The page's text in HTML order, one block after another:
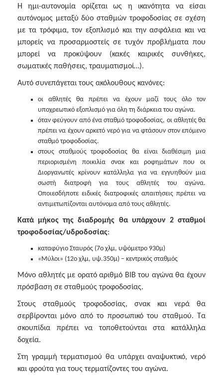
Η ημι-αυτονομία ορίζεται ως η ικανότητα να είσαι
αυτόνομος μεταξύ δύο σταθμών τροφοδοσίας σε σχέση
με τα τρόφιμα, τον εξοπλισμό και την ασφάλεια και να
μπορείς να προσαρμοστείς σε τυχόν προβλήματα που
μπορεί να προκύψουν (κακές καιρικές συνθήκες,
σωματικές παθήσεις, τραυματισμοί…).
Αυτό συνεπάγεται τους ακόλουθους κανόνες:
οι αθλητές θα πρέπει να έχουν μαζί τους όλο τον
υποχρεωτικό εξοπλισμό για όλη τη διάρκεια του αγώνα.
όταν φεύγουν από ένα σταθμό τροφοδοσίας, οι αθλητές θα
πρέπει να έχουν αρκετό νερό για να φτάσουν στον επόμενο
σταθμό τροφοδοσίας.
στους σταθμούς τροφοδοσίας θα είναι διαθέσιμη μια
περιορισμένη ποικιλία σνακ και ροφημάτων που οι
Διοργανωτές κρίνουν κατάλληλα για να εγγυηθούν μια
σωστή διατροφή για τους αθλητές του αγώνα.
Οποιεσδήποτε ειδικές διατροφικές απαιτήσεις πρέπει να
αντιμετωπίζονται αυτόνομα από τους αθλητές.
Κατά μήκος της διαδρομής θα υπάρχουν 2 σταθμοί
τροφοδοσίας/υδροδοσίας:
καταφύγιο Σταυρός (7ο χλμ, υψόμετρο 930μ)
«Μύλοι» (12ο χλμ, υψ.350μ) – κεντρικός σταθμός
Μόνο αθλητές με ορατό αριθμό BIB του αγώνα θα έχουν
πρόσβαση σε σταθμούς τροφοδοσίας.
Στους σταθμούς τροφοδοσίας, σνακ και νερά θα
σερβίρονται μόνο από το προσωπικό του σταθμού. Τα
σκουπίδια πρέπει να τοποθετούνται στα κατάλληλα
δοχεία.
Στη γραμμή τερματισμού θα υπάρχει αναψυκτικό, νερό
και φρούτα για τους τερματίζοντες του αγώνα.